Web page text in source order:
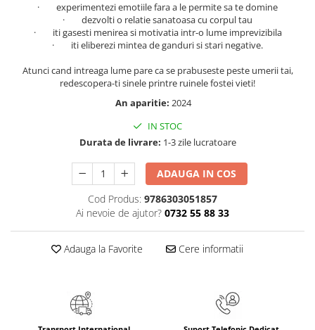
Literatura Romana
Literatura Universala
Poezie
Romane de dragoste, Carti
Senzatii/Suspans
Senzatii/Thriller
Teatru
Teens Book Club
Birotica & Papetarie
Adezivi si benzi adezive
· experimentezi emotiile fara a le permite sa te domine
· dezvolti o relatie sanatoasa cu corpul tau
· iti gasesti menirea si motivatia intr-o lume imprevizibila
· iti eliberezi mintea de ganduri si stari negative.
Atunci cand intreaga lume pare ca se prabuseste peste umerii tai,
redescopera-ti sinele printre ruinele fostei vieti!
An aparitie: 2024
IN STOC
Durata de livrare: 1-3 zile lucratoare
ADAUGA IN COS
Cod Produs: 9786303051857
Ai nevoie de ajutor? 0732 55 88 33
Adauga la Favorite Cere informatii